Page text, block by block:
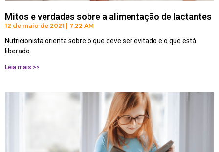
Mitos e verdades sobre a alimentação de lactantes
12 de maio de 2021 7:22 AM
Nutricionista orienta sobre o que deve ser evitado e o que está
liberado
Leia mais >>